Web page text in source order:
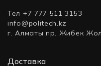
Тел +7 777 511 3153
info@politech.kz
г. Алматы пр. Жибек
Доставка